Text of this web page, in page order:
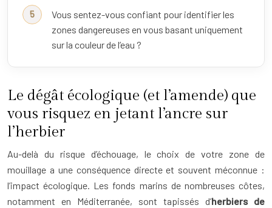
Vous sentez-vous confiant pour identifier les
zones dangereuses en vous basant uniquement
sur la couleur de l’eau ?
Le dégât écologique (et l’amende) que
vous risquez en jetant l’ancre sur
l’herbier
Au-delà du risque d’échouage, le choix de votre zone de
mouillage a une conséquence directe et souvent méconnue :
l’impact écologique. Les fonds marins de nombreuses côtes,
notamment en Méditerranée, sont tapissés d’herbiers de